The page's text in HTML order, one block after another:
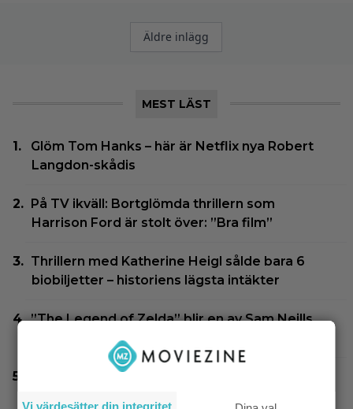
Inläggsnavigering
Äldre inlägg
MEST LÄST
Glöm Tom Hanks – här är Netflix nya Robert
Langdon-skådis
På TV ikväll: Bortglömda thrillern som
Harrison Ford är stolt över: ”Bra film”
Thrillern med Katherine Heigl sålde bara 6
biobiljetter – historiens lägsta intäkter
”The Legend of Zelda” blir en av Sam Neills
SVT Play har precis lagt till 17 nya filmer – här
Vi värdesätter din integritet